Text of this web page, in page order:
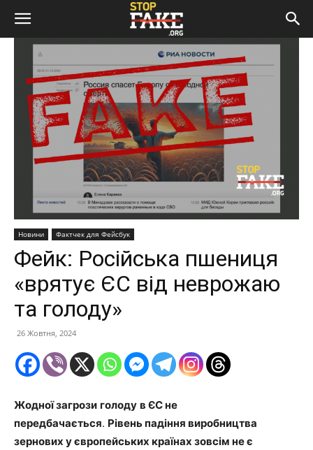
Новини Фактчек для Фейсбук
Фейк: Російська пшениця
«врятує ЄС від неврожаю
та голоду»
26 Жовтня, 2024
Жодної загрози голоду в ЄС не
передбачається. Рівень падіння виробництва
зернових у європейських країнах зовсім не є